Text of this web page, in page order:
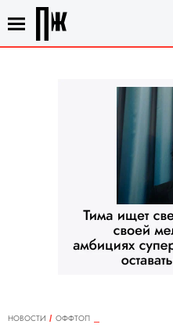
НОВОСТИ
ОФФТОП